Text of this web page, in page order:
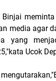
media agar
yang
Ucok